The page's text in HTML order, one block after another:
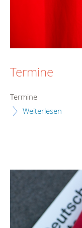
Termine
Termine
Weiterlesen